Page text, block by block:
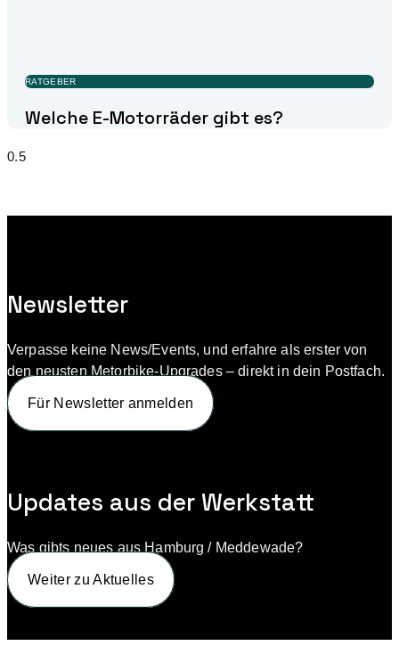
RATGEBER
Welche E-Motorräder gibt es?
Newsletter
Verpasse keine News/Events, und erfahre als erster von
den neusten Metorbike-Upgrades – direkt in dein Postfach.
Für Newsletter anmelden
Updates aus der Werkstatt
Was gibts neues aus Hamburg / Meddewade?
Weiter zu Aktuelles